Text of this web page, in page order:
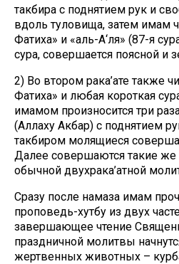
такбира с поднятием рук и
вдоль туловища, затем имам
Фатиха» и «аль-А‘ля» (87-я
сура, совершается поясной и
2) Во втором рака’ате также
Фатиха» и любая короткая
имамом произносится три
(Аллаху Акбар) с поднятием
такбиром молящиеся
Далее совершаются такие же
обычной двухрака’атной
Сразу после намаза имам
проповедь-хутбу из двух
завершающее чтение
праздничной молитвы
жертвенных животных –